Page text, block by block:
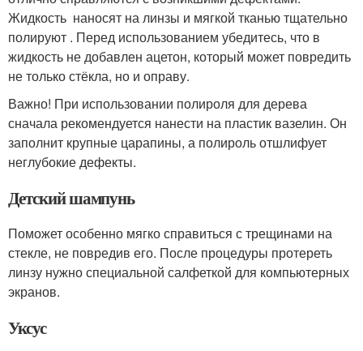
Жидкость наносят на линзы и мягкой тканью тщательно
полируют . Перед использованием убедитесь, что в
жидкость не добавлен ацетон, который может повредить
не только стёкла, но и оправу.
Важно! При использовании полироля для дерева
сначала рекомендуется нанести на пластик вазелин. Он
заполнит крупные царапины, а полироль отшлифует
неглубокие дефекты.
Детский шампунь
Поможет особенно мягко справиться с трещинами на
стекле, не повредив его. После процедуры протереть
линзу нужно специальной салфеткой для компьютерных
экранов.
Уксус